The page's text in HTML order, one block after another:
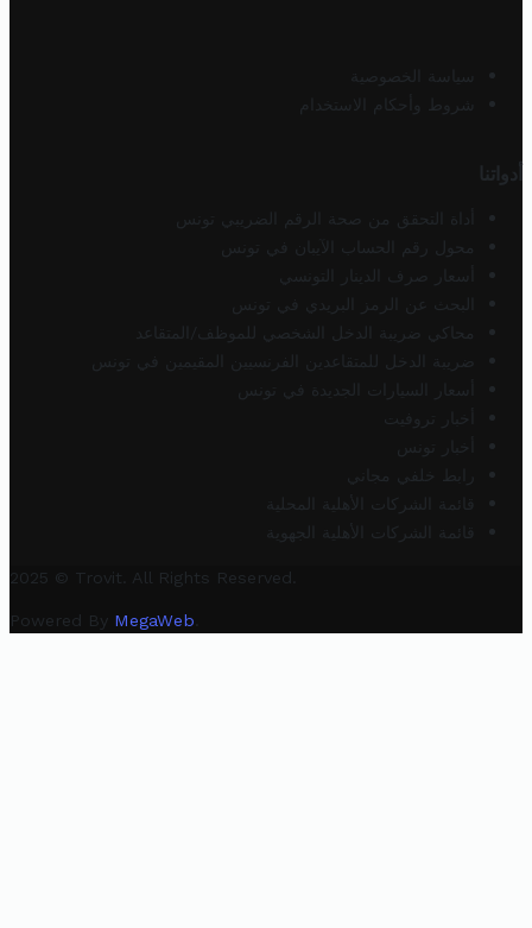
سياسة الخصوصية
شروط وأحكام الاستخدام
أدواتنا
أداة التحقق من صحة الرقم الضريبي تونس
محول رقم الحساب الآيبان في تونس
أسعار صرف الدينار التونسي
البحث عن الرمز البريدي في تونس
محاكي ضريبة الدخل الشخصي للموظف/المتقاعد
ضريبة الدخل للمتقاعدين الفرنسيين المقيمين في تونس
أسعار السيارات الجديدة في تونس
أخبار تروفيت
أخبار تونس
رابط خلفي مجاني
قائمة الشركات الأهلية المحلية
قائمة الشركات الأهلية الجهوية
2025 © Trovit. All Rights Reserved.
Powered By MegaWeb